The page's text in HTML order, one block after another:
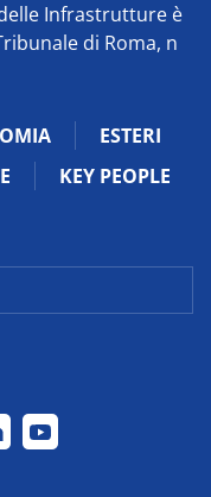
Infrastrutture è
di Roma, n
ESTERI
KEY PEOPLE